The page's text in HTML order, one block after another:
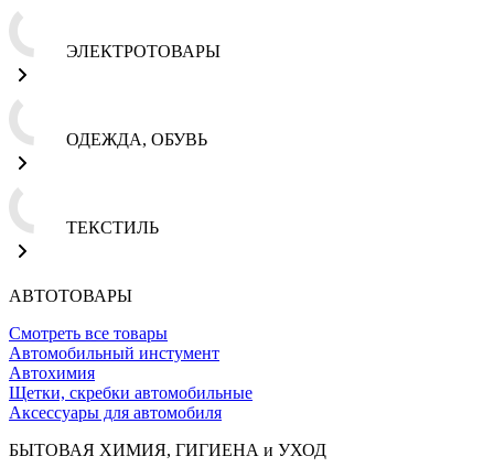
ЭЛЕКТРОТОВАРЫ
ОДЕЖДА, ОБУВЬ
ТЕКСТИЛЬ
АВТОТОВАРЫ
Смотреть все товары
Автомобильный инстумент
Автохимия
Щетки, скребки автомобильные
Аксессуары для автомобиля
БЫТОВАЯ ХИМИЯ, ГИГИЕНА и УХОД